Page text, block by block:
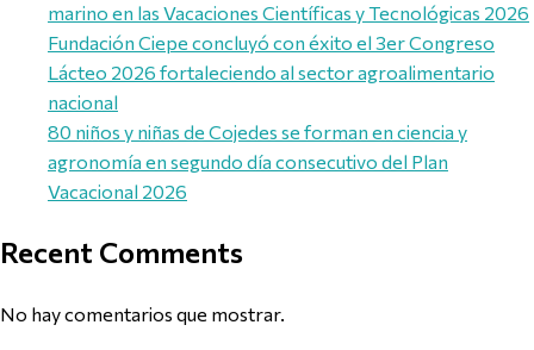
marino en las Vacaciones Científicas y Tecnológicas 2026
Fundación Ciepe concluyó con éxito el 3er Congreso
Lácteo 2026 fortaleciendo al sector agroalimentario
nacional
80 niños y niñas de Cojedes se forman en ciencia y
agronomía en segundo día consecutivo del Plan
Vacacional 2026
Recent Comments
No hay comentarios que mostrar.